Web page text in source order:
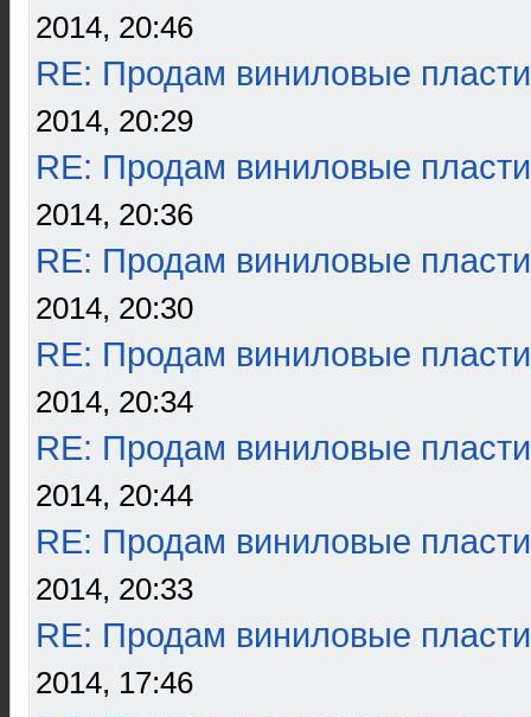
2014, 20:46
RE: Продам виниловые
2014, 20:29
RE: Продам виниловые
2014, 20:36
RE: Продам виниловые
2014, 20:30
RE: Продам виниловые
2014, 20:34
RE: Продам виниловые
2014, 20:44
RE: Продам виниловые
2014, 20:33
RE: Продам виниловые
2014, 17:46